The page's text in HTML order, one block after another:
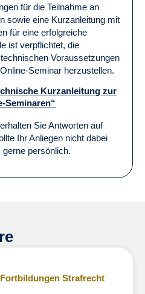
für die Teilnahme an
sowie eine Kurzanleitung mit
für eine erfolgreiche
ist verpflichtet, die
Voraussetzungen
Seminar herzustellen.
Kurzanleitung zur
Seminaren“
erhalten Sie Antworten auf
Ihr Anliegen nicht dabei
persönlich.
Fortbildungen Strafrecht